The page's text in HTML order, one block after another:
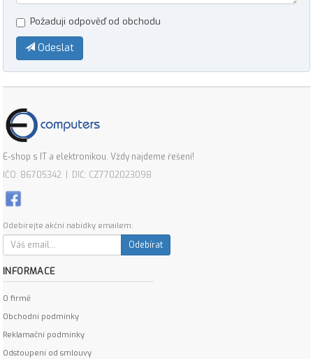
Požaduji odpověď od obchodu
Odeslat
E-shop s IT a elektronikou. Vždy najdeme řešení!
IČO: 86705342 | DIČ: CZ7702023098
Odebírejte akční nabídky emailem:
Odebírat
INFORMACE
O firmě
Obchodní podmínky
Reklamační podmínky
Odstoupení od smlouvy